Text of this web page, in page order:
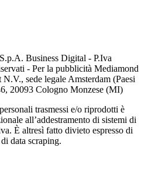
Business Digital - P.Iva
- Per la pubblicità Mediamond
sede legale Amsterdam (Paesi
20093 Cologno Monzese (MI)
trasmessi e/o riprodotti è
all’addestramento di sistemi di
È altresì fatto divieto espresso di
data scraping.